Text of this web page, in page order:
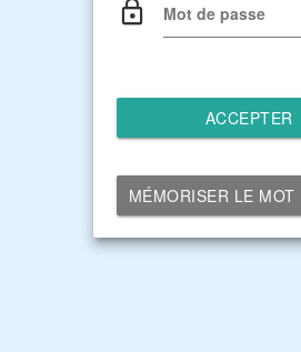
Mot de passe
ACCEPTER
MÉMORISER LE MOT